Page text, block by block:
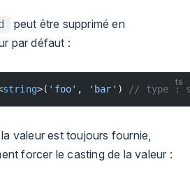
peut être supprimé en
par défaut :
ts
string>( 'foo' , 'bar' ) // type :
valeur est toujours fournie,
forcer le casting de la valeur :